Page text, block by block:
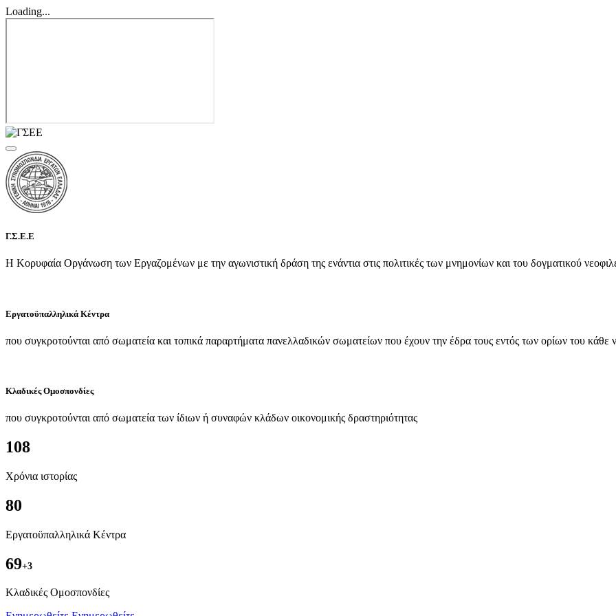
Loading...
Γ.Σ.Ε.Ε
Η Κορυφαία Οργάνωση των Εργαζομένων με την αγωνιστική δράση της ενάντια στις πολιτικές των μνημονίων και του δογματικού
Εργατοϋπαλληλικά Κέντρα
που συγκροτούνται από σωματεία και τοπικά παραρτήματα πανελλαδικών σωματείων που έχουν την έδρα τους εντός των ορίων του κάθε
Κλαδικές Ομοσπονδίες
που συγκροτούνται από σωματεία των ίδιων ή συναφών κλάδων οικονομικής δραστηριότητας
108
Χρόνια ιστορίας
80
Εργατοϋπαλληλικά Κέντρα
69+3
Kλαδικές Ομοσπονδίες